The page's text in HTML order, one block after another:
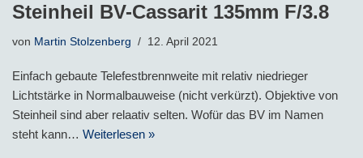
Steinheil BV-Cassarit 135mm F/3.8
von Martin Stolzenberg 12. April 2021
Einfach gebaute Telefestbrennweite mit relativ niedrieger
Lichtstärke in Normalbauweise (nicht verkürzt). Objektive von
Steinheil sind aber relaativ selten. Wofür das BV im Namen
steht kann… Weiterlesen »